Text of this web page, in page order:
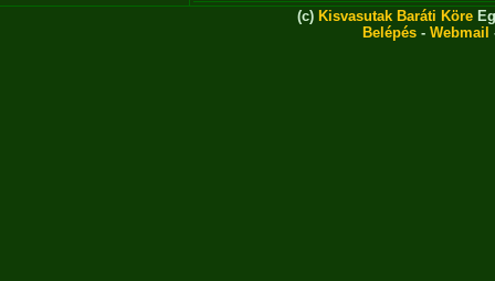
(c) Kisvasutak Baráti Köre
Belépés - Webmail